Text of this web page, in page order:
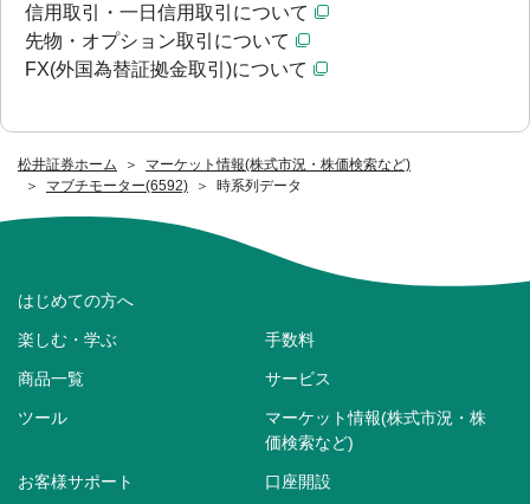
松井証券ホーム
マーケット情報(株式市況・株価検索など)
マブチモーター(6592)
時系列データ
信用取引・一日信用取引について
先物・オプション取引について
FX(外国為替証拠金取引)について
はじめての方へ
楽しむ・学ぶ 手数料
商品一覧 サービス
ツール
マーケット情報(株式市況・株
価検索など)
お客様サポート 口座開設